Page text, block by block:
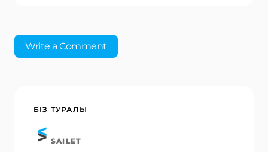
Write a Comment
Ваш адрес email не будет опубликован.
БІЗ ТУРАЛЫ
SAILET